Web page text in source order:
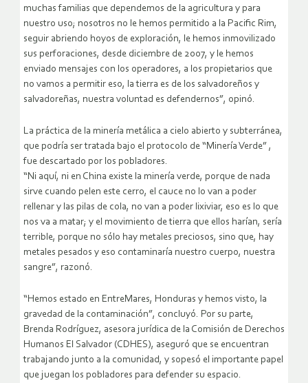
muchas familias que dependemos de la agricultura y para
nuestro uso; nosotros no le hemos permitido a la Pacific Rim,
seguir abriendo hoyos de exploración, le hemos inmovilizado
sus perforaciones, desde diciembre de 2007, y le hemos
enviado mensajes con los operadores, a los propietarios que
no vamos a permitir eso, la tierra es de los salvadoreños y
salvadoreñas, nuestra voluntad es defendernos”, opinó.
La práctica de la minería metálica a cielo abierto y subterránea,
que podría ser tratada bajo el protocolo de “Minería Verde” ,
fue descartado por los pobladores.
“Ni aquí, ni en China existe la minería verde, porque de nada
sirve cuando pelen este cerro, el cauce no lo van a poder
rellenar y las pilas de cola, no van a poder lixiviar, eso es lo que
nos va a matar; y el movimiento de tierra que ellos harían, sería
terrible, porque no sólo hay metales preciosos, sino que, hay
metales pesados y eso contaminaría nuestro cuerpo, nuestra
sangre”, razonó.
“Hemos estado en EntreMares, Honduras y hemos visto, la
gravedad de la contaminación”, concluyó. Por su parte,
Brenda Rodríguez, asesora jurídica de la Comisión de Derechos
Humanos El Salvador (CDHES), aseguró que se encuentran
trabajando junto a la comunidad, y sopesó el importante papel
que juegan los pobladores para defender su espacio.